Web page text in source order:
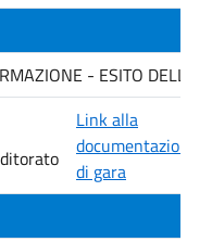
- ESITO
Link alla
documentazione
di gara